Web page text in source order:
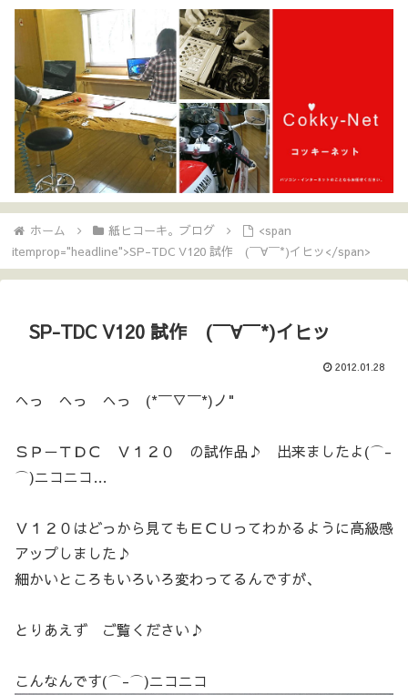
ホーム 紙ヒコーキ。ブログ
<span
itemprop="headline">SP-TDC V120 試作 (￣∀￣*)イヒッ</span>
SP-TDC V120 試作 (￣∀￣*)イヒッ
2012.01.28
へっ へっ へっ (*￣▽￣*)ノ"
ＳＰ－ＴＤＣ Ｖ１２０ の試作品♪ 出来ましたよ(⌒-
⌒)ニコニコ…
Ｖ１２０はどっから見てもＥＣＵってわかるように高級感
アップしました♪
細かいところもいろいろ変わってるんですが、
とりあえず ご覧ください♪
こんなんです(⌒-⌒)ニコニコ